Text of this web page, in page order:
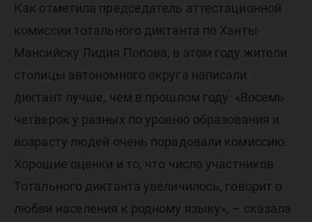
Как отметила председатель аттестационной
комиссии тотального диктанта по Ханты-
Мансийску Лидия Попова, в этом году жители
столицы автономного округа написали
диктант лучше, чем в прошлом году. «Восемь
четверок у разных по уровню образования и
возрасту людей очень порадовали комиссию.
Хорошие оценки и то, что число участников
Тотального диктанта увеличилось, говорит о
любви населения к родному языку», – сказала